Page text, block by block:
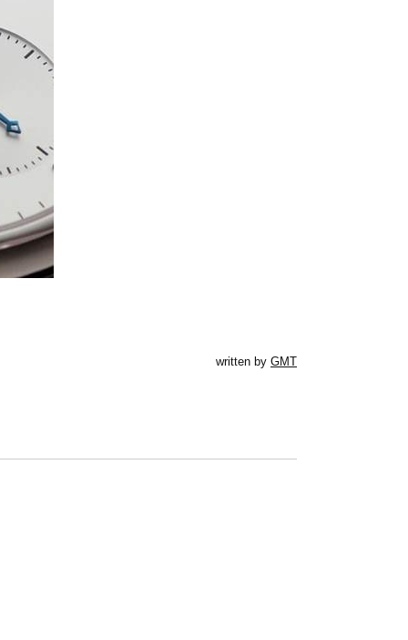
written by GMT